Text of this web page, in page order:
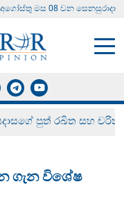
අගෝස්‍තු මස 08 වන සෙනසුරාදා
පුත් රඛිත සහ චරිත්
ගැන විශේෂ